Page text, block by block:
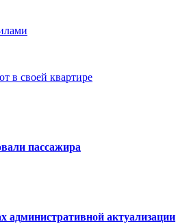
в своей квартире
пассажира
административной актуализации